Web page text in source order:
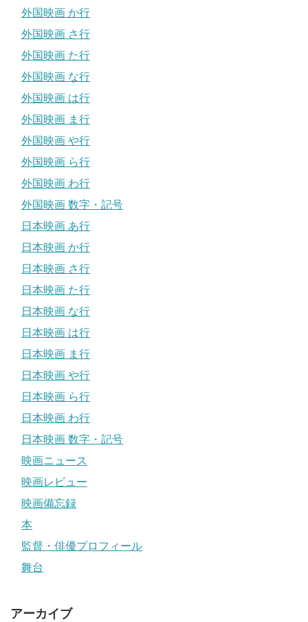
外国映画 か行
外国映画 さ行
外国映画 た行
外国映画 な行
外国映画 は行
外国映画 ま行
外国映画 や行
外国映画 ら行
外国映画 わ行
外国映画 数字・記号
日本映画 あ行
日本映画 か行
日本映画 さ行
日本映画 た行
日本映画 な行
日本映画 は行
日本映画 ま行
日本映画 や行
日本映画 ら行
日本映画 わ行
日本映画 数字・記号
映画ニュース
映画レビュー
映画備忘録
本
監督・俳優プロフィール
舞台
アーカイブ